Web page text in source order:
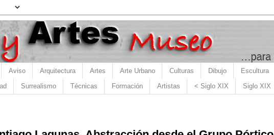
Aviso Arquitectura Artes Arte Urbano Culturas Dibujo Escultura
Surrealismo Técnicas Formación Artistas < Siglo XIX Siglo XIX